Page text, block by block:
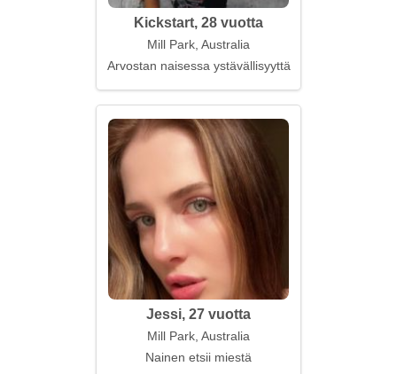
Kickstart, 28 vuotta
Mill Park, Australia
Arvostan naisessa ystävällisyyttä
Jessi, 27 vuotta
Mill Park, Australia
Nainen etsii miestä